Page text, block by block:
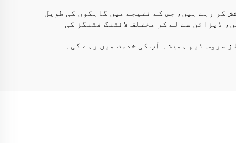
کر رہے ہیں، جس کے نتیجے میں گاہکوں کی طویل
ڈیزائن سے لے کر مختلف لائٹنگ فٹنگز کی
سروس ٹیم ہمیشہ آپ کی خدمت میں رہے گی۔